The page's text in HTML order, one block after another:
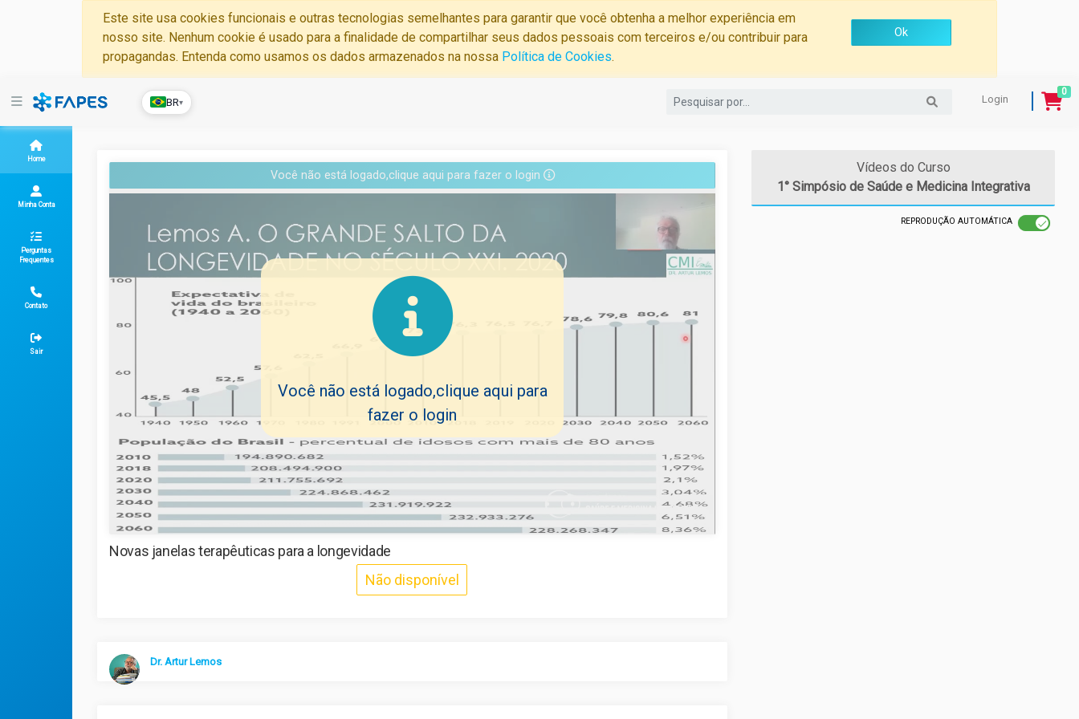
Este site usa cookies funcionais e outras tecnologias semelhantes para garantir que você obtenha a melhor experiência em
nosso site. Nenhum cookie é usado para a finalidade de compartilhar seus dados pessoais com terceiros e/ou contribuir para
propagandas. Entenda como usamos os dados armazenados na nossa Política de Cookies.
Ok
BR▾ Login
0
Home
Minha Conta
Perguntas
Frequentes
Contato
Sair
Você não está logado,clique aqui para fazer o login
Você não está logado,clique aqui para
fazer o login
Novas janelas terapêuticas para a longevidade
Não disponível
Dr. Artur Lemos
Vídeos do Curso
1° Simpósio de Saúde e Medicina Integrativa
REPRODUÇÃO AUTOMÁTICA